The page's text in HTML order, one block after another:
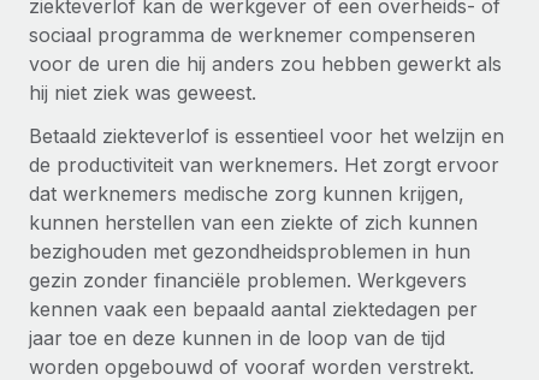
Zzp'ers internationaal onboarden en beheren
PEO
Ingewikkelde HR-taken eenvoudig uitbesteden
INFRASTRUCTUUR
Remote Embedded
HR naadloos in workflows integreren
Platform
Ingebouwde essentiële HR-functies voor je team
Verbinden Nieuw
GROEIFASE
Start-ups
Flexibele global HR en payroll solutions voor groeiende
bedrijven
Mid-market
Teams uitbreiden met HR solutions op maat
Enterprise
Global HR voor grote bedrijven
Betalingscalculator voor zzp'ers
Ontdek valuta-opties en betaalsnelheden voor
internationale zzp'ers
LEREN MET REMOTE
Onderzoek en gidsen
Casestudy's
HR-woordenlijst
Checklists en templates
Nederlands
Français
Deutsch
Español
Italiano
Português (Portugal)
Inloggen
ziekteverlof kan de werkgever of een overheids- of
sociaal programma de werknemer compenseren
voor de uren die hij anders zou hebben gewerkt als
hij niet ziek was geweest.
Betaald ziekteverlof is essentieel voor het welzijn en
de productiviteit van werknemers. Het zorgt ervoor
dat werknemers medische zorg kunnen krijgen,
kunnen herstellen van een ziekte of zich kunnen
bezighouden met gezondheidsproblemen in hun
gezin zonder financiële problemen. Werkgevers
kennen vaak een bepaald aantal ziektedagen per
jaar toe en deze kunnen in de loop van de tijd
worden opgebouwd of vooraf worden verstrekt.